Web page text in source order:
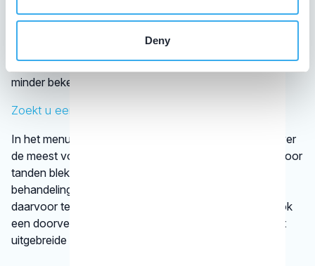
Deny
erkenning is afgegeven door een vereniging
wettelijk erkende specialisaties. Alle specialisten staan
geregistreerd in hetBIG-register. Bij disciplines waarover
minder bekend is, verwijst het KRT door.
Zoekt u een specifieke behandeling?
In het menu onder
vindt u informatie over
de meest voorkomende behandelingen, bijvoorbeeld voor
tanden bleken. We vertellen kort en krachtig wat een
behandeling inhoudt en bij welke gebitsspecialist u
daarvoor terecht kunt. Per type behandeling vindt u ook
een doorverwijzing naar een betrouwbare website met
uitgebreide informatie.